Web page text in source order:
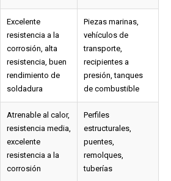
Excelente
resistencia a la
corrosión, alta
resistencia, buen
rendimiento de
soldadura
Piezas marinas,
vehículos de
transporte,
recipientes a
presión, tanques
de combustible
Atrenable al calor,
resistencia media,
excelente
resistencia a la
corrosión
Perfiles
estructurales,
puentes,
remolques,
tuberías